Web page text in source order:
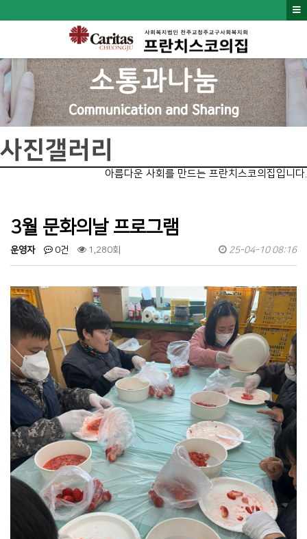
사진갤러리
아름다운 사회를 만드는 프란치스코의집입니다.
3월 문화의날 프로그램
운영자 0건 1,280회 25-04-10 08:16